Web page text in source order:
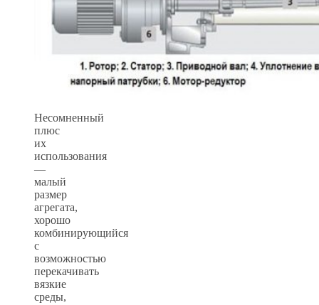
Несомненный
плюс
их
использования
—
малый
размер
агрегата,
хорошо
комбинирующийся
с
возможностью
перекачивать
вязкие
среды,